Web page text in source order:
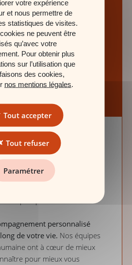
Solidarité
LA CARAC ?
épargne et retraite
plus performantes du
personnalisé
de votre vie. Nos équipes
ont à cœur de mieux
pour mieux vous
votre expérience
et nous permettre de
statistiques de visites.
ne peuvent être
qu’avec votre
Pour obtenir plus
sur l’utilisation que
des cookies,
nos mentions légales.
Tout accepter
Tout refuser
Paramétrer